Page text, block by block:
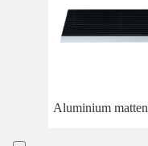
Aluminium matten